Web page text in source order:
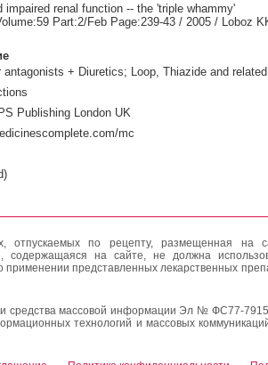
impaired renal function -- the 'triple whammy'
Part:2/Feb Page:239-43 / 2005 / Loboz
+ Diuretics; Loop, Thiazide and related
Publishing London UK
mc
отпускаемых по рецепту, размещенная на
содержащаяся на сайте, не должна
применении представленных лекарственных
средства массовой информации Эл № ФС77-
технологий и массовых